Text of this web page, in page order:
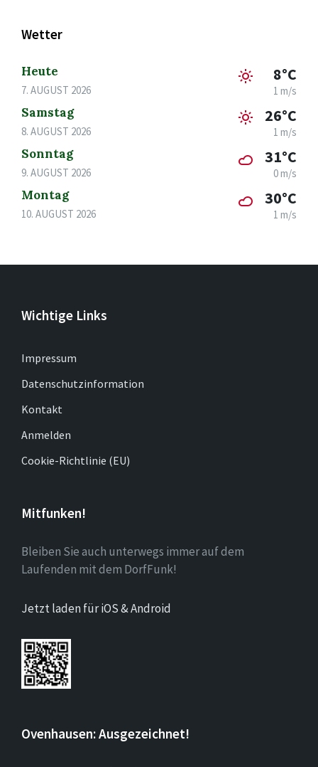
Wetter
Heute
7. AUGUST 2026
8°C
1 m/s
Samstag
8. AUGUST 2026
26°C
1 m/s
Sonntag
9. AUGUST 2026
31°C
0 m/s
Montag
10. AUGUST 2026
30°C
1 m/s
Wichtige Links
Impressum
Datenschutzinformation
Kontakt
Anmelden
Cookie-Richtlinie (EU)
Mitfunken!
Bleiben Sie auch unterwegs immer auf dem
Laufenden mit dem DorfFunk!
Jetzt laden für iOS & Android
Ovenhausen: Ausgezeichnet!